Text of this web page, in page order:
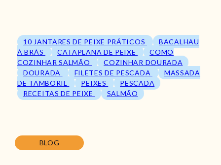
10 JANTARES DE PEIXE PRÁTICOS
BACALHAU
À BRÁS
CATAPLANA DE PEIXE
COMO
COZINHAR SALMÃO
COZINHAR DOURADA
DOURADA
FILETES DE PESCADA
MASSADA
DE TAMBORIL
PEIXES
PESCADA
RECEITAS DE PEIXE
SALMÃO
BLOG